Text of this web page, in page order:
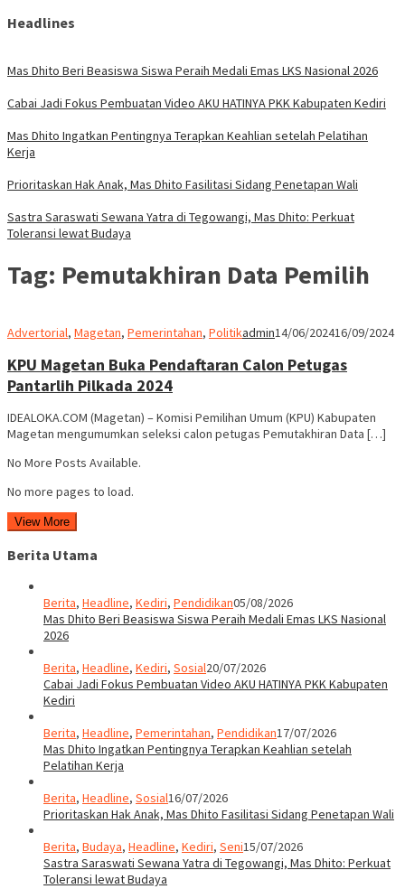
Headlines
Mas Dhito Beri Beasiswa Siswa Peraih Medali Emas LKS Nasional 2026
Cabai Jadi Fokus Pembuatan Video AKU HATINYA PKK Kabupaten Kediri
Mas Dhito Ingatkan Pentingnya Terapkan Keahlian setelah Pelatihan
Kerja
Prioritaskan Hak Anak, Mas Dhito Fasilitasi Sidang Penetapan Wali
Sastra Saraswati Sewana Yatra di Tegowangi, Mas Dhito: Perkuat
Toleransi lewat Budaya
Tag: Pemutakhiran Data Pemilih
Advertorial, Magetan, Pemerintahan, Politikadmin14/06/202416/09/2024
KPU Magetan Buka Pendaftaran Calon Petugas
Pantarlih Pilkada 2024
IDEALOKA.COM (Magetan) – Komisi Pemilihan Umum (KPU) Kabupaten
Magetan mengumumkan seleksi calon petugas Pemutakhiran Data […]
No More Posts Available.
No more pages to load.
View More
Berita Utama
Berita, Headline, Kediri, Pendidikan05/08/2026
Mas Dhito Beri Beasiswa Siswa Peraih Medali Emas LKS Nasional
2026
Berita, Headline, Kediri, Sosial20/07/2026
Cabai Jadi Fokus Pembuatan Video AKU HATINYA PKK Kabupaten
Kediri
Berita, Headline, Pemerintahan, Pendidikan17/07/2026
Mas Dhito Ingatkan Pentingnya Terapkan Keahlian setelah
Pelatihan Kerja
Berita, Headline, Sosial16/07/2026
Prioritaskan Hak Anak, Mas Dhito Fasilitasi Sidang Penetapan Wali
Berita, Budaya, Headline, Kediri, Seni15/07/2026
Sastra Saraswati Sewana Yatra di Tegowangi, Mas Dhito: Perkuat
Toleransi lewat Budaya